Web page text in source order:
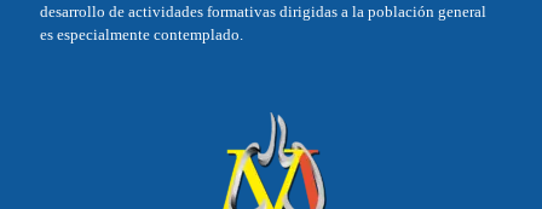
desarrollo de actividades formativas dirigidas a la población general
es especialmente contemplado.